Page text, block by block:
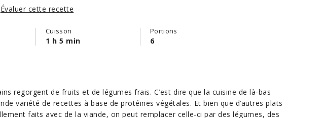
Évaluer cette recette
Cuisson
1 h 5 min
Portions
6
regorgent de fruits et de légumes frais. C’est dire que la cuisine de là-bas
variété de recettes à base de protéines végétales. Et bien que d’autres plats
faits avec de la viande, on peut remplacer celle-ci par des légumes, des